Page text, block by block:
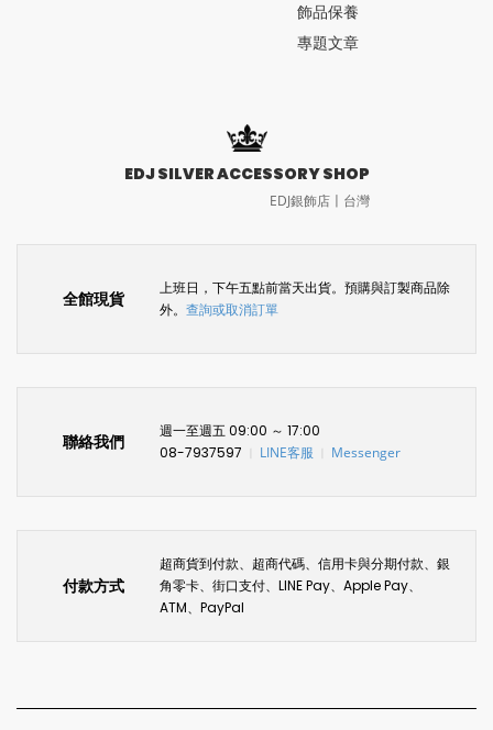
飾品保養
專題文章
EDJ SILVER ACCESSORY SHOP
EDJ銀飾店〡台灣
全館現貨
上班日，下午五點前當天出貨。預購與訂製商品除
外。 查詢或取消訂單
聯絡我們
週一至週五 09:00 ～ 17:00
08-7937597
LINE客服 Messenger
付款方式
超商貨到付款、超商代碼、信用卡與分期付款、銀
角零卡、街口支付、LINE Pay、Apple Pay、
ATM、PayPal